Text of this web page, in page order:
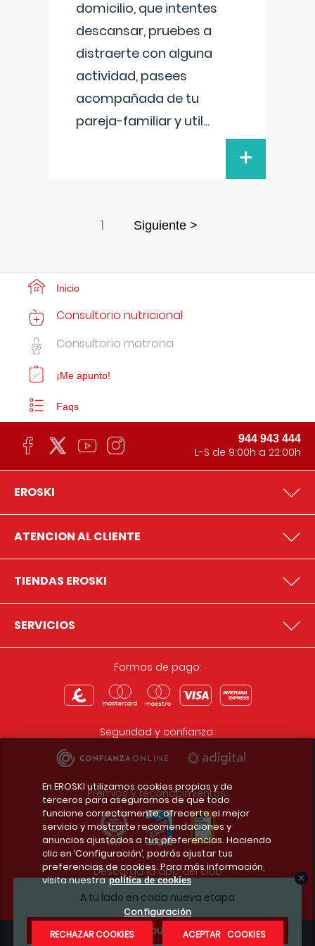
domicilio, que intentes
descansar, pruebes a
distraerte con alguna
actividad, pasees
acompañada de tu
pareja-familiar y util...
+
1 Siguiente >
A tu lado en cada nueva etapa
¿Te apuntas?
Inicio
Consultorio nutricional
Consultorio matrona
¡Me apunto!
Faqs
944 943 444
L-S de 9:00h a 22:00h
EROSKI
ATENCION AL CLIENTE
TIENDAS EROSKI
SERVICIOS
Formas de pago:
Seguridad y confianza:
Premios y reconocimientos:
Descarga la app del club
En EROSKI utilizamos cookies propias y de
terceros para asegurarnos de que todo
funcione correctamente, ofrecerte el mejor
servicio y mostrarte recomendaciones y
anuncios ajustados a tus preferencias. Haciendo
clic en ‘Configuración’, podrás ajustar tus
preferencias de cookies. Para más información,
visita nuestra política de cookies
Configuración
RECHAZAR COOKIES
ACEPTAR COOKIES